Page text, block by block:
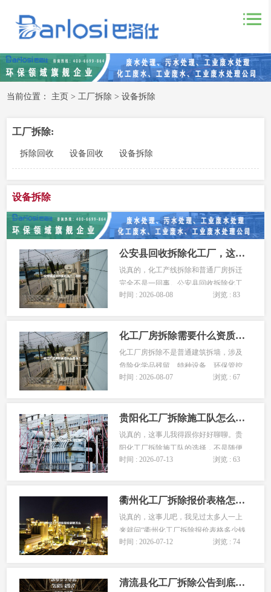
当前位置： 主页 >工厂拆除 >设备拆除
工厂拆除:
拆除回收 设备回收 设备拆除
设备拆除
公安县回收拆除化工厂，这些流程和风险你搞清楚了没？
说真的，化工产线拆除和普通厂房拆迁
完全不是一回事。公安县回收拆除化工
厂，重点在“回收”二字——设备、管
期评估到最终验收的全流程讲清楚，帮
你避开那些容易踩的坑。公安县回收拆
除化工厂，...
时间 : 2026-08-08 浏览 : 83
化工厂房拆除需要什么资质？这份清单施工单位必须拿全
化工厂房拆除不是普通建筑拆墙，涉及
危险化学品残留、特种设备、环保管控
等多重风险。施工单位必须具备建筑业
2024年应急管理部公布的危化品事故通
报中，有3起拆除施工事故直接与资质不
全有关。这篇文章把...
时间 : 2026-08-07 浏览 : 67
贵阳化工厂拆除施工队怎么选？这几个坑千万别踩
说真的，这事儿我得跟你好好聊聊。贵
阳化工厂拆除施工队的选择，不是随便
找个施工队就能干的事儿。你可能会
自己在化工行业摸爬滚打十几年，亲眼
见过因为选错施工队导致的爆炸...
时间 : 2026-07-13 浏览 : 63
衢州化工厂拆除报价表格怎么看？我踩过的坑全告诉你
说真的，这事儿吧，我见过太多人一上
来就问“衢州化工厂拆除报价表格多少钱
一份”，好像拿到一张表就能搞定所有
除项目，光衢州本地就跑了七八个厂
时间 : 2026-07-12 浏览 : 74
清流县化工厂拆除公告到底说了啥？一文帮你理清楚